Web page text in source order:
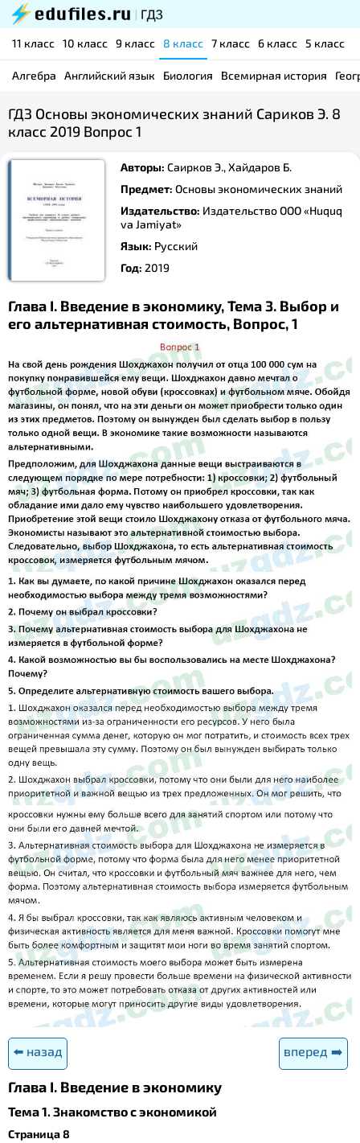
11 класс 10 класс 9 класс 8 класс 7 класс 6 класс 5 класс
Алгебра Английский язык Биология Всемирная история
ГДЗ Основы экономических знаний Сариков Э. 8
класс 2019 Вопрос 1
Авторы: Саирков Э., Хайдаров Б.
Предмет: Основы экономических знаний
Издательство: Издательство ООО «Huquq
va Jamiyat»
Язык: Русский
Год: 2019
Глава I. Введение в экономику, Тема 3. Выбор и
его альтернативная стоимость, Вопрос, 1
⬅️ назад вперед ➡️
Глава I. Введение в экономику
Тема 1. Знакомство с экономикой
Страница 8